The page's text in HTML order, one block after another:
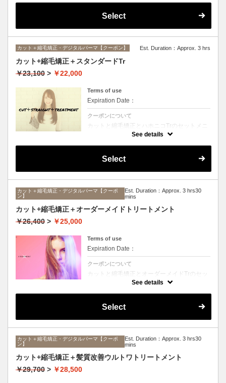
Select
カット＋縮毛矯正・デジタルパーマ【クーポン】 Est. Duration：Approx. 3 hrs
カット+縮毛矯正＋スタンダードTr
￥23,100 > ￥22,000
Terms of use
Expiration Date：
クーポンについて
カットと縮毛矯正とハホニコTrのセットメニ
ュー。髪質や状態に合わせて薬剤選定致しま
See details
Select
カット＋縮毛矯正・デジタルパーマ【クーポ
ン】
Est. Duration：Approx. 3 hrs30
mins
カット+縮毛矯正＋オーダーメイドトリートメント
￥26,400 > ￥25,000
Terms of use
Expiration Date：
クーポンについて
カットと縮毛矯正とオーダーメイドTrのセッ
トメニュー。髪質や状態に合わせて薬剤選定
See details
Select
カット＋縮毛矯正・デジタルパーマ【クーポ
ン】
Est. Duration：Approx. 3 hrs30
mins
カット+縮毛矯正＋髪質改善ウルトワトリートメント
￥29,700 > ￥28,500